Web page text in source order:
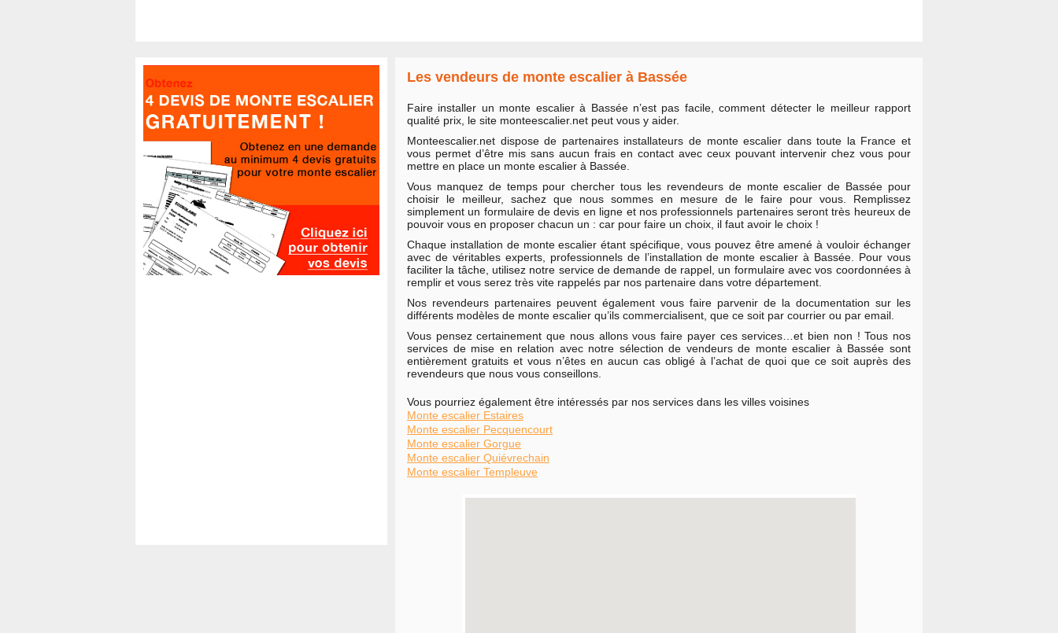
Les vendeurs de monte escalier à Bassée
Faire installer un monte escalier à Bassée n’est pas facile, comment détecter le meilleur rapport
qualité prix, le site monteescalier.net peut vous y aider.
Monteescalier.net dispose de partenaires installateurs de monte escalier dans toute la France et
vous permet d’être mis sans aucun frais en contact avec ceux pouvant intervenir chez vous pour
mettre en place un monte escalier à Bassée.
Vous manquez de temps pour chercher tous les revendeurs de monte escalier de Bassée pour
choisir le meilleur, sachez que nous sommes en mesure de le faire pour vous. Remplissez
simplement un formulaire de devis en ligne et nos professionnels partenaires seront très heureux de
pouvoir vous en proposer chacun un : car pour faire un choix, il faut avoir le choix !
Chaque installation de monte escalier étant spécifique, vous pouvez être amené à vouloir échanger
avec de véritables experts, professionnels de l’installation de monte escalier à Bassée. Pour vous
faciliter la tâche, utilisez notre service de demande de rappel, un formulaire avec vos coordonnées à
remplir et vous serez très vite rappelés par nos partenaire dans votre département.
Nos revendeurs partenaires peuvent également vous faire parvenir de la documentation sur les
différents modèles de monte escalier qu’ils commercialisent, que ce soit par courrier ou par email.
Vous pensez certainement que nous allons vous faire payer ces services…et bien non ! Tous nos
services de mise en relation avec notre sélection de vendeurs de monte escalier à Bassée sont
entièrement gratuits et vous n’êtes en aucun cas obligé à l’achat de quoi que ce soit auprès des
revendeurs que nous vous conseillons.
Vous pourriez également être intéressés par nos services dans les villes voisines
Monte escalier Estaires
Monte escalier Pecquencourt
Monte escalier Gorgue
Monte escalier Quiévrechain
Monte escalier Templeuve